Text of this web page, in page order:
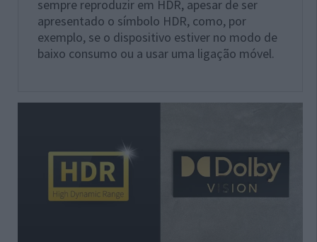
sempre reproduzir em HDR, apesar de ser
apresentado o símbolo HDR, como, por
exemplo, se o dispositivo estiver no modo de
baixo consumo ou a usar uma ligação móvel.